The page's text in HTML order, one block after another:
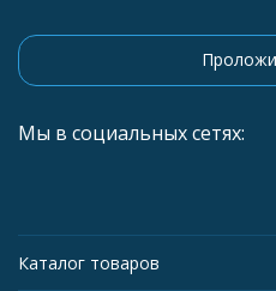
Мы в социальных сетях:
Каталог товаров